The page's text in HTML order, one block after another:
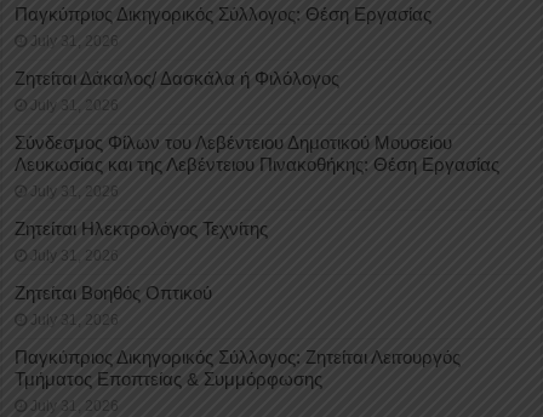
Παγκύπριος Δικηγορικός Σύλλογος: Θέση Εργασίας
July 31, 2026
Ζητείται Δάκαλος/ Δασκάλα ή Φιλόλογος
July 31, 2026
Σύνδεσμος Φίλων του Λεβέντειου Δημοτικού Μουσείου
Λευκωσίας και της Λεβέντειου Πινακοθήκης: Θέση Εργασίας
July 31, 2026
Ζητείται Ηλεκτρολόγος Τεχνίτης
July 31, 2026
Ζητείται Βοηθός Οπτικού
July 31, 2026
Παγκύπριος Δικηγορικός Σύλλογος: Ζητείται Λειτουργός
Τμήματος Εποπτείας & Συμμόρφωσης
July 31, 2026